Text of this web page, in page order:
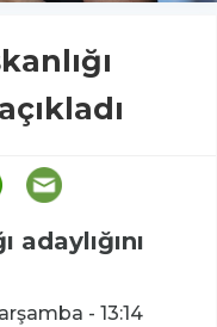
adaylığını
- 13:14